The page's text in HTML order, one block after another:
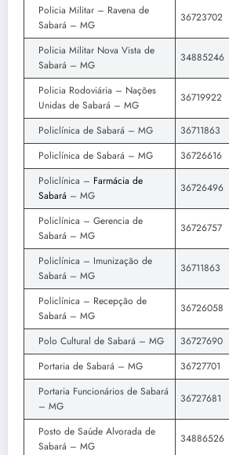
Policia Militar – Ravena de
Sabará – MG
36723702
Policia Militar Nova Vista de
Sabará – MG
34885246
Policia Rodoviária – Nações
Unidas de Sabará – MG
36719922
Policlínica de Sabará – MG
36711863
Policlínica de Sabará – MG
36726616
Policlínica – Farmácia de
Sabará – MG
36726496
Policlínica – Gerencia de
Sabará – MG
36726757
Policlínica – Imunização de
Sabará – MG
36711863
Policlínica – Recepção de
Sabará – MG
36726058
Polo Cultural de Sabará – MG
36727690
Portaria de Sabará – MG
36727701
Portaria Funcionários de Sabará
– MG
36727681
Posto de Saúde Alvorada de
Sabará – MG
34886526